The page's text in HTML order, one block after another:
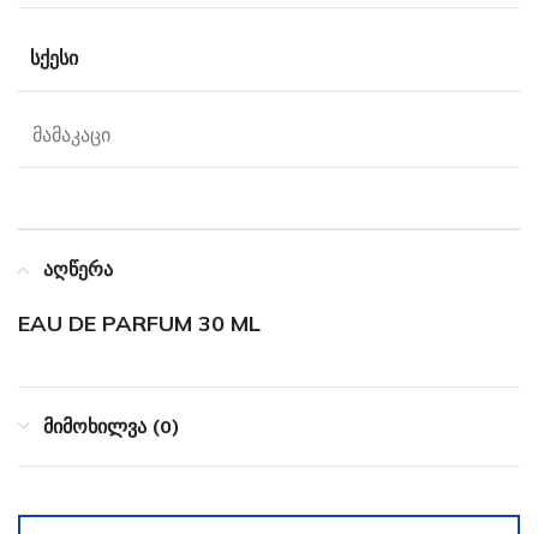
ᲡᲥᲔᲡᲘ
მამაკაცი
აღწერა
EAU DE PARFUM 30 ML
მიმოხილვა (0)